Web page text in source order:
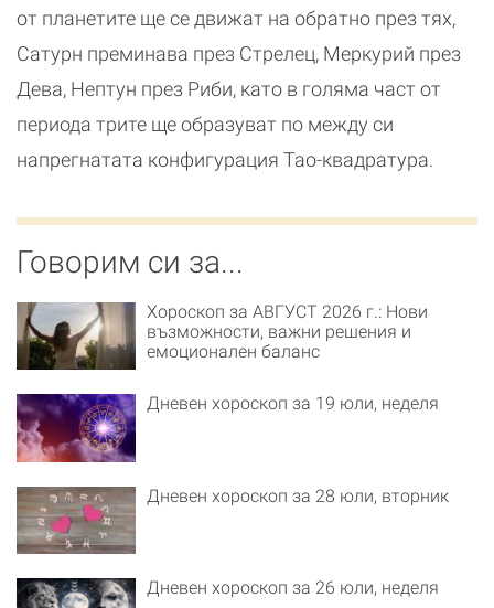
от планетите ще се движат на обратно през тях,
Сатурн преминава през Стрелец, Меркурий през
Дева, Нептун през Риби, като в голяма част от
периода трите ще образуват по между си
напрегнатата конфигурация Тао-квадратура.
Говорим си за...
Хороскоп за АВГУСТ 2026 г.: Нови
възможности, важни решения и
емоционален баланс
Дневен хороскоп за 19 юли, неделя
Дневен хороскоп за 28 юли, вторник
Дневен хороскоп за 26 юли, неделя